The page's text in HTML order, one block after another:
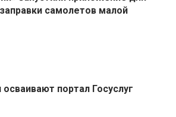
самолетов малой
портал Госуслуг